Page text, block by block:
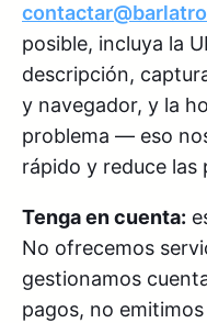
posible, incluya la
descripción,
y navegador, y la
problema — eso
rápido y reduce las
Tenga en cuenta:
No ofrecemos
gestionamos
pagos, no